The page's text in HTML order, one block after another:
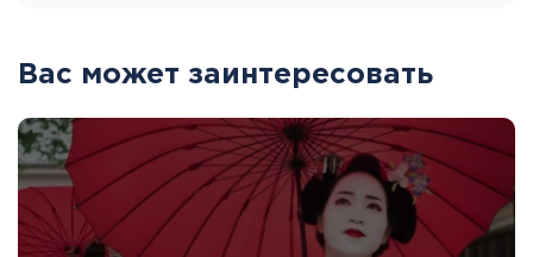
Вас может заинтересовать